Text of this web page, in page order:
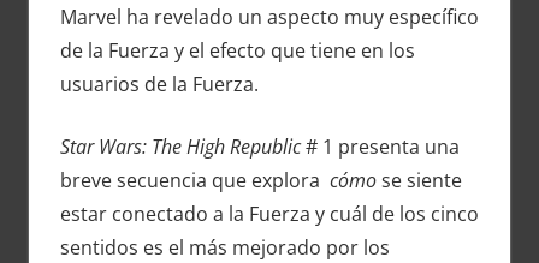
Marvel ha revelado un aspecto muy específico
de la Fuerza y ​​el efecto que tiene en los
usuarios de la Fuerza.
Star Wars: The High Republic# 1 presenta una
breve secuencia que explora cómose siente
estar conectado a la Fuerza y ​​cuál de los cinco
sentidos es el más mejorado por los